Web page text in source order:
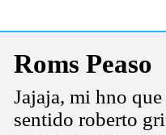
Roms Peaso
Jajaja, mi hno
sentido roberto